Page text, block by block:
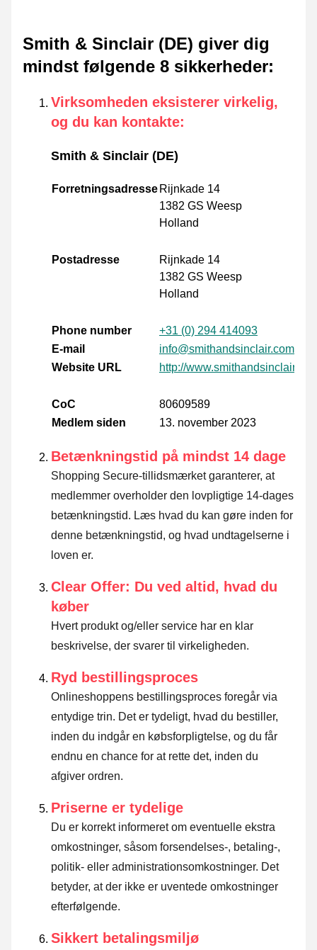
Smith & Sinclair (DE) giver dig
mindst følgende 8 sikkerheder:
Virksomheden eksisterer virkelig,
og du kan kontakte:
Smith & Sinclair (DE)
Forretningsadresse Rijnkade 14
1382 GS Weesp
Holland
Postadresse
Rijnkade 14
1382 GS Weesp
Holland
Phone number
+31 (0) 294 414093
E-mail
info@smithandsinclair.com
Website URL
http://
CoC
80609589
Medlem siden
13. november 2023
Betænkningstid på mindst 14 dage
Shopping Secure-tillidsmærket garanterer, at
medlemmer overholder den lovpligtige 14-dages
betænkningstid. Læs hvad du kan gøre inden for
denne betænkningstid, og hvad undtagelserne i
loven er.
Clear Offer: Du ved altid, hvad du
køber
Hvert produkt og/eller service har en klar
beskrivelse, der svarer til virkeligheden.
Ryd bestillingsproces
Onlineshoppens bestillingsproces foregår via
entydige trin. Det er tydeligt, hvad du bestiller,
inden du indgår en købsforpligtelse, og du får
endnu en chance for at rette det, inden du
afgiver ordren.
Priserne er tydelige
Du er korrekt informeret om eventuelle ekstra
omkostninger, såsom forsendelses-, betaling-,
politik- eller administrationsomkostninger. Det
betyder, at der ikke er uventede omkostninger
efterfølgende.
Sikkert betalingsmiljø